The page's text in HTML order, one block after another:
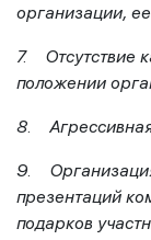
организации,
7. Отсутствие
положении
8.
9.
презентаций
подарков